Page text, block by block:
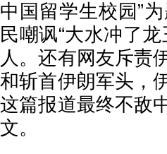
中国留学生校园”
民嘲讽“大水冲了
人。还有网友斥责
和斩首伊朗军头，
这篇报道最终不敌
文。